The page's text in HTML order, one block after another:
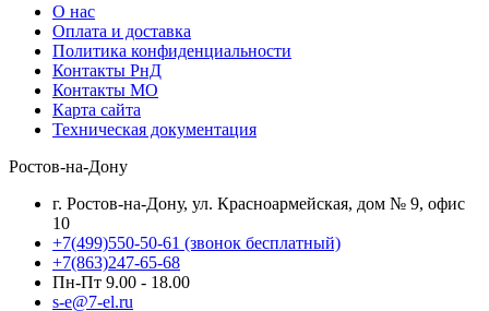
О нас
Оплата и доставка
Политика конфиденциальности
Контакты РнД
Контакты МО
Карта сайта
Техническая документация
Ростов-на-Дону
г. Ростов-на-Дону, ул. Красноармейская, дом № 9, офис
10
+7(499)550-50-61 (звонок бесплатный)
+7(863)247-65-68
Пн-Пт 9.00 - 18.00
s-e@7-el.ru